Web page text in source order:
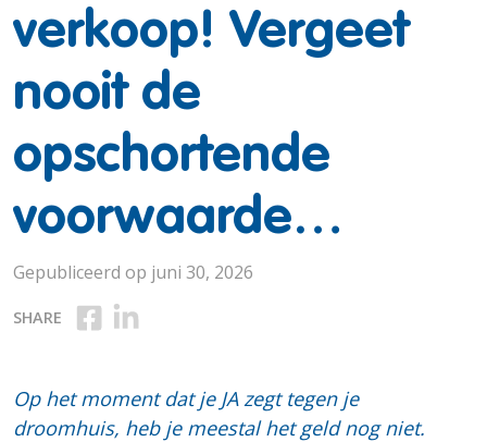
verkoop! Vergeet
nooit de
opschortende
voorwaarde…
Gepubliceerd op juni 30, 2026
SHARE Deel op Facebook
Deel op Linkedin
Op het moment dat je JA zegt tegen je
droomhuis, heb je meestal het geld nog niet.